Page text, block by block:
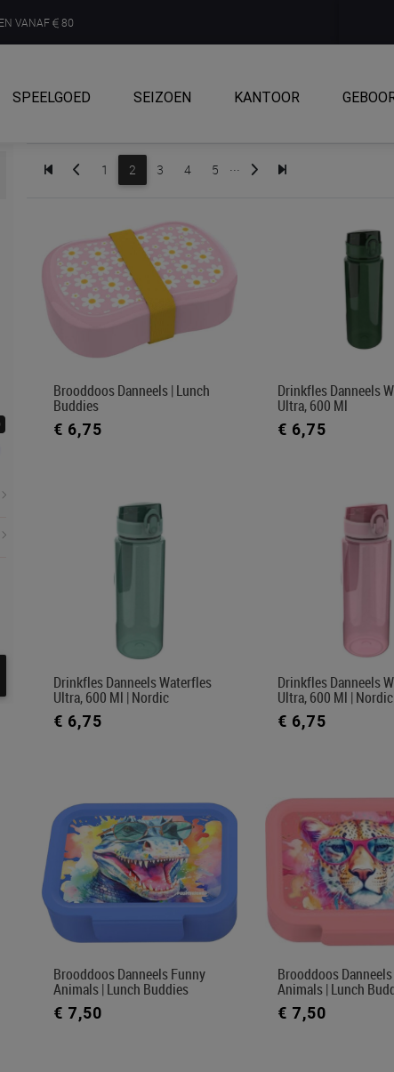
VANAF 80
WINKELS
SPEELGOED SEIZOEN KANTOOR
1 2 3 4 5 ...
Brooddoos Danneels | Lunch
Buddies
€ 6,75
Drinkfles Danneels
Ultra, 600 Ml
€ 6,75
Drinkfles Danneels Waterfles
Ultra, 600 Ml | Nordic
€ 6,75
Drinkfles Danneels
Ultra, 600 Ml | Nordic
€ 6,75
Brooddoos Danneels Funny
Animals | Lunch Buddies
€ 7,50
Brooddoos
Animals | Lunch
€ 7,50